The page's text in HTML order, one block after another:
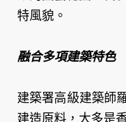
特風貌。
融合多項建築特色
建築署高級建築師
建造原料，大多是